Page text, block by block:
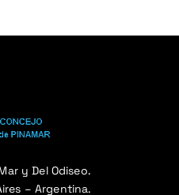
y Del Odiseo.
– Argentina.